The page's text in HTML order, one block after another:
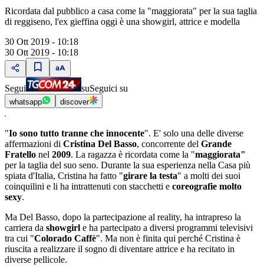
Ricordata dal pubblico a casa come la "maggiorata" per la sua taglia
di reggiseno, l'ex gieffina oggi è una showgirl, attrice e modella
30 Ott 2019 - 10:18
30 Ott 2019 - 10:18
Segui suSeguici su
whatsapp discover
"Io sono tutto tranne che innocente". E' solo una delle diverse
affermazioni di Cristina Del Basso, concorrente del Grande
Fratello nel 2009. La ragazza è ricordata come la "maggiorata"
per la taglia del suo seno. Durante la sua esperienza nella Casa più
spiata d'Italia, Cristina ha fatto "girare la testa" a molti dei suoi
coinquilini e li ha intrattenuti con stacchetti e coreografie molto
sexy.
Ma Del Basso, dopo la partecipazione al reality, ha intrapreso la
carriera da showgirl e ha partecipato a diversi programmi televisivi
tra cui "Colorado Caffè". Ma non è finita qui perché Cristina è
riuscita a realizzare il sogno di diventare attrice e ha recitato in
diverse pellicole.